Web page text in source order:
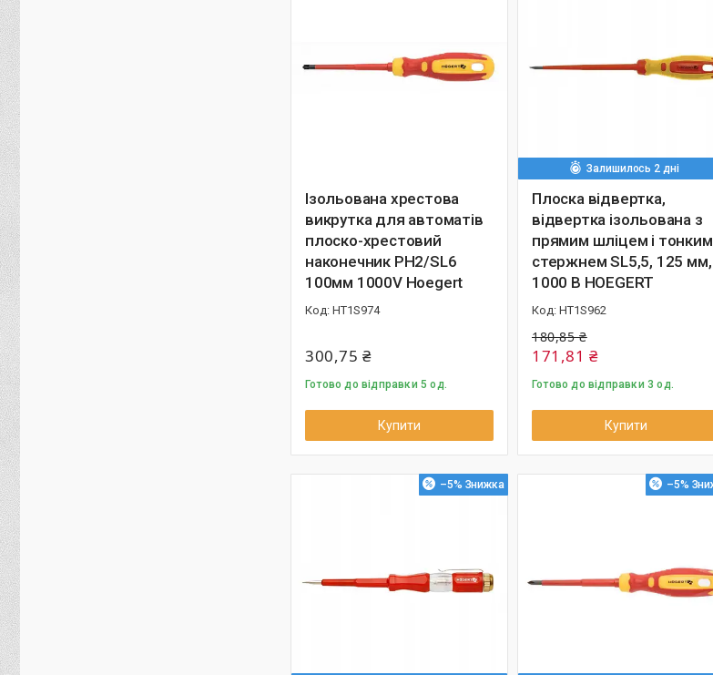
Ізольована хрестова
викрутка для автоматів
плоско-хрестовий
наконечник PH2/SL6
100мм 1000V Hoegert
HT1S974
300,75 ₴
Готово до відправки 5 од.
Купити
Залишилось 2 дні
Плоска відвертка,
відвертка ізольована з
прямим шліцем і тонким
стержнем SL5,5, 125 мм,
1000 В HOEGERT
HT1S962
180,85 ₴
171,81 ₴
Готово до відправки 3 од.
Купити
–5% –5%